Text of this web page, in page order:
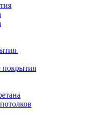
покрытия